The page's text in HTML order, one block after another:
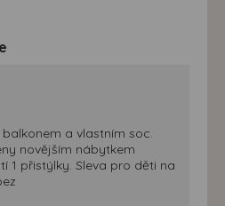
a vlastním soc.
novějším nábytkem
1 přistýlky. Sleva pro děti na